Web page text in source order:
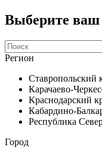
Выберите ваш
Регион
Ставропольский
Карачаево-
Краснодарский
Кабардино-
Республика
Город